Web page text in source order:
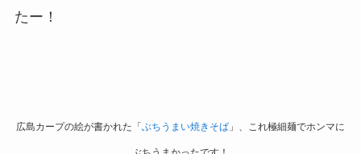
たー！
広島カープの絵が書かれた「 ぶちうまい焼きそば 」、これ極細麺でホンマに